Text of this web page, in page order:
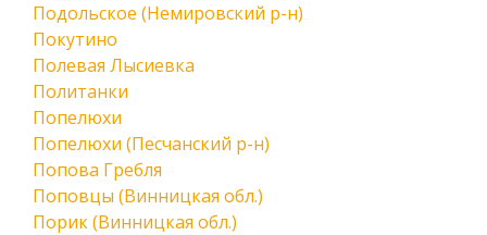
Подольское (Немировский р-н)
Покутино
Полевая Лысиевка
Политанки
Попелюхи
Попелюхи (Песчанский р-н)
Попова Гребля
Поповцы (Винницкая обл.)
Порик (Винницкая обл.)